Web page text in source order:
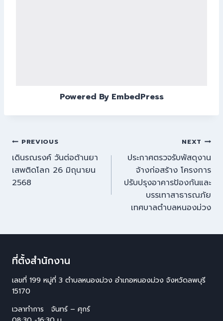
Powered By EmbedPress
PREVIOUS
เดินรณรงค์ วันต่อต้านยา
เสพติดโลก 26 มิถุนายน
2568
NEXT
ประกาศตรวจรับพัสดุงาน
จ้างก่อสร้าง โครงการ
ปรับปรุงอาคารป้องกันและ
บรรเทาสาธารณภัย
เทศบาลตำบลหนองม่วง
ที่ตั้งสำนักงาน
เลขที่ 199 หมู่ที่ 3 ตำบลหนองม่วง อำเภอหนองม่วง จังหวัดลพบุรี
15170
เวลาทำการ จันทร์ – ศุกร์